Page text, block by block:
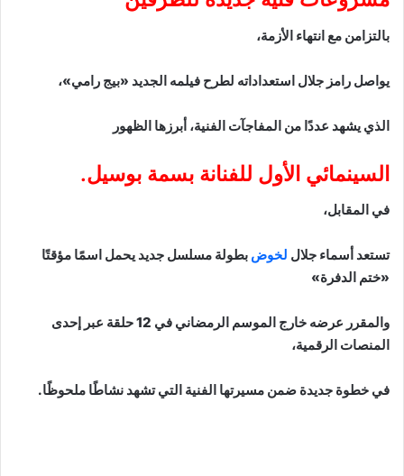
بالتزامن مع انتهاء الأزمة،
يواصل رامز جلال استعداداته لطرح فيلمه الجديد «بيج رامي»،
الذي يشهد عددًا من المفاجآت الفنية، أبرزها الظهور
السينمائي الأول للفنانة بسمة بوسيل.
في المقابل،
تستعد أسماء جلال لخوض بطولة مسلسل جديد يحمل اسمًا مؤقتًا
«ختم الدفرة»
والمقرر عرضه خارج الموسم الرمضاني في 12 حلقة عبر إحدى
المنصات الرقمية،
في خطوة جديدة ضمن مسيرتها الفنية التي تشهد نشاطًا ملحوظًا.